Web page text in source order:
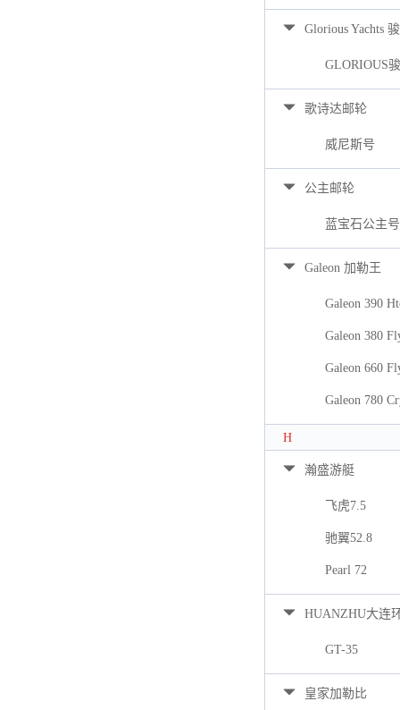
Glorious Yachts
GLORIOUS
歌诗达邮轮
威尼斯号
公主邮轮
蓝宝石公主号
Galeon 加勒王
Galeon 390
Galeon 380
Galeon 660
Galeon 780
H
瀚盛游艇
飞虎7.5
驰翼52.8
Pearl 72
HUANZHU大连
GT-35
皇家加勒比